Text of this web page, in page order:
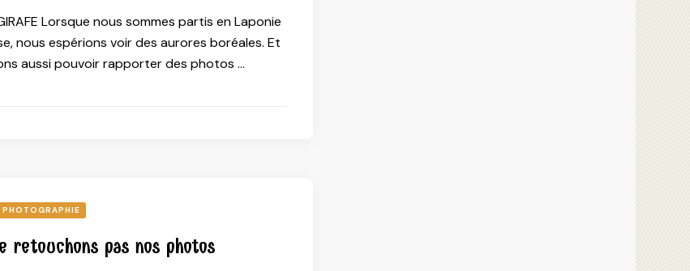
Lorsque nous sommes partis en Laponie
nous espérions voir des aurores boréales. Et
aussi pouvoir rapporter des photos …
PHOTOGRAPHIE
retouchons pas nos photos